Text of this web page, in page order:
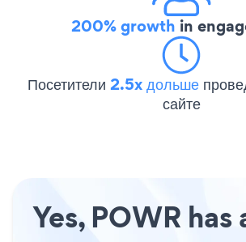
200% growth in
Посетители 2.5x дольше
сайте
Yes, POWR has